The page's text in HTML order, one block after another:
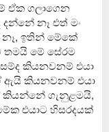
ඒක ගලාගෙන
නෑ එත් මං
ඉතින් මේකේ
මේ සේරම
කියනවනම් එයා
ඇයි කියනවනම් එයා
කියන්නේ ගැනුළමයි,
එයාට හිසරදයක්